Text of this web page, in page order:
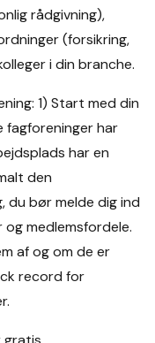
rådgivning),
(forsikring,
i din branche.
1) Start med din
har
har en
den
bør melde dig ind
og medlemsfordele.
af og om de er
record for